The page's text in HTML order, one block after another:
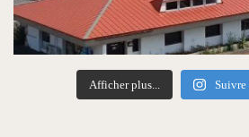
Afficher plus... Suivre